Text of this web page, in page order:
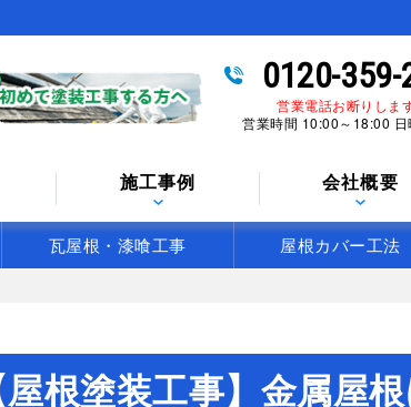
0120-359-
営業電話お断りしま
営業時間 10:00～18:00 日
施工事例 会社概要
瓦屋根・漆喰工事 屋根カバー工法
根塗装工事】金属屋